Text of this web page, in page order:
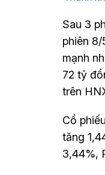
Sau 3
phiên
mạnh
72 tỷ
trên
Cổ
tăng
3,44%,